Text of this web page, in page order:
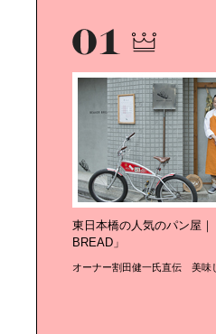
東日本橋の人気のパン屋
BREAD」
オーナー割田健一氏直伝 美味